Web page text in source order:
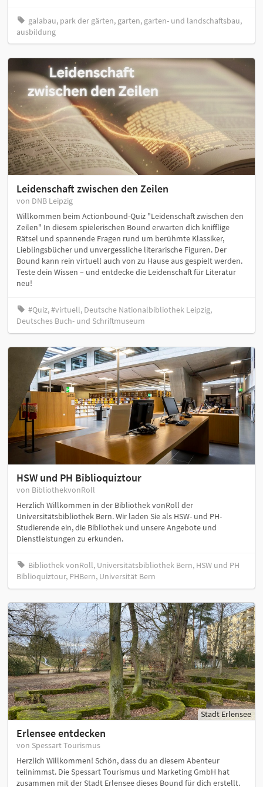
galabau, park der gärten, garten, garten- und landschaftsbau,
ausbildung
Leidenschaft zwischen den Zeilen
von DNB Leipzig
Willkommen beim Actionbound-Quiz "Leidenschaft zwischen den
Zeilen" In diesem spielerischen Bound erwarten dich knifflige
Rätsel und spannende Fragen rund um berühmte Klassiker,
Lieblingsbücher und unvergessliche literarische Figuren. Der
Bound kann rein virtuell auch von zu Hause aus gespielt werden.
Teste dein Wissen – und entdecke die Leidenschaft für Literatur
neu!
#Quiz, #virtuell, Deutsche Nationalbibliothek Leipzig,
Deutsches Buch- und Schriftmuseum
HSW und PH Biblioquiztour
von BibliothekvonRoll
Herzlich Willkommen in der Bibliothek vonRoll der
Universitätsbibliothek Bern. Wir laden Sie als HSW- und PH-
Studierende ein, die Bibliothek und unsere Angebote und
Dienstleistungen zu erkunden.
Bibliothek vonRoll, Universitätsbibliothek Bern, HSW und PH
Biblioquiztour, PHBern, Universität Bern
Stadt Erlensee
Erlensee entdecken
von Spessart Tourismus
Herzlich Willkommen! Schön, dass du an diesem Abenteur
teilnimmst. Die Spessart Tourismus und Marketing GmbH hat
zusammen mit der Stadt Erlensee dieses Bound für dich erstellt.